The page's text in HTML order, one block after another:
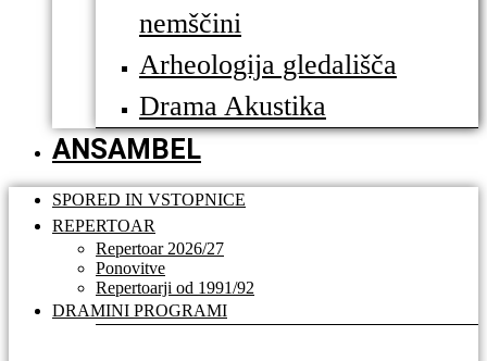
nemščini
Arheologija gledališča
Drama Akustika
ANSAMBEL
SPORED IN VSTOPNICE
REPERTOAR
Repertoar 2026/27
Ponovitve
Repertoarji od 1991/92
DRAMINI PROGRAMI